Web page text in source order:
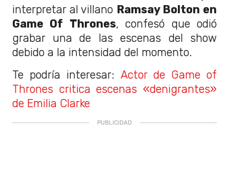
interpretar al villano Ramsay Bolton en
Game Of Thrones, confesó que odió
grabar una de las escenas del show
debido a la intensidad del momento.
Te podría interesar: Actor de Game of
Thrones critica escenas «denigrantes»
de Emilia Clarke